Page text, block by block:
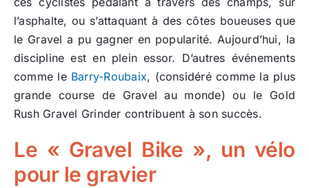
l’asphalte, ou s’attaquant à des côtes boueuses que
le Gravel a pu gagner en popularité. Aujourd’hui, la
discipline est en plein essor. D’autres événements
comme le Barry-Roubaix, (considéré comme la plus
grande course de Gravel au monde) ou le Gold
Rush Gravel Grinder contribuent à son succès.
Le « Gravel Bike », un vélo
pour le gravier